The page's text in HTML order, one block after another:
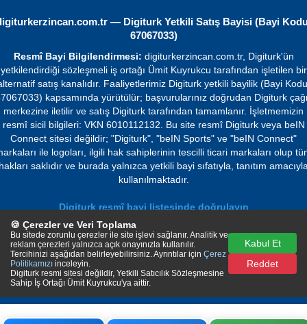
— Digiturk Yetkili Satış Bayisi (Bayi
67067033)
Resmî Bayi Bilgilendirmesi: digiturkerzincan.com.tr, Digiturk'ün
yetkilendirdiği sözleşmeli iş ortağı Ümit Kuyrukcu tarafından işletilen bir
satış kanalıdır. Faaliyetlerimiz Digiturk yetkili bayilik (Bayi
kapsamında yürütülür; başvurularınız doğrudan Digiturk
merkezine iletilir ve satış Digiturk tarafından tamamlanır. İşletmemizin
resmî sicil bilgileri: VKN 6010112132. Bu site resmî Digiturk veya beIN
Connect sitesi değildir; "Digiturk", "beIN Sports" ve "beIN Connect"
ile logoları, ilgili hak sahiplerinin tescilli ticari markaları olup
saklıdır ve burada yalnızca yetkili bayi sıfatıyla, tanıtım
kullanılmaktadır.
Digiturk resmî bayi listesinde doğrulayın
© 2026 Ümit Kuyrukcu. Tüm hakları saklıdır.
🍪 Çerezler ve Veri Toplama
Bu sitede zorunlu çerezler ile site işlevi sağlanır. Analitik ve
reklam çerezleri yalnızca açık onayınızla kullanılır.
Tercihinizi aşağıdan belirleyebilirsiniz. Ayrıntılar için Çerez
Politikamızı inceleyin.
Digiturk resmi sitesi değildir, Yetkili Satıcılık Sözleşmesine
Sahip İş Ortağı Ümit Kuyrukcu'ya aittir.
Kabul Et
Reddet